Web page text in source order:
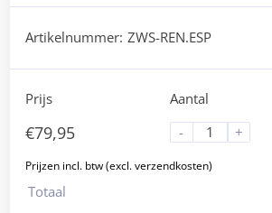
Artikelnummer: ZWS-REN.ESP
Prijs
€79,95
Aantal
-
+
Totaal